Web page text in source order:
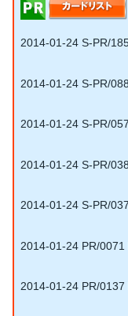
2014-01-24 S-PR/
2014-01-24 S-PR/088
2014-01-24 S-PR/057
2014-01-24 S-PR/038
2014-01-24 S-PR/037
2014-01-24 PR/0071
2014-01-24 PR/0137